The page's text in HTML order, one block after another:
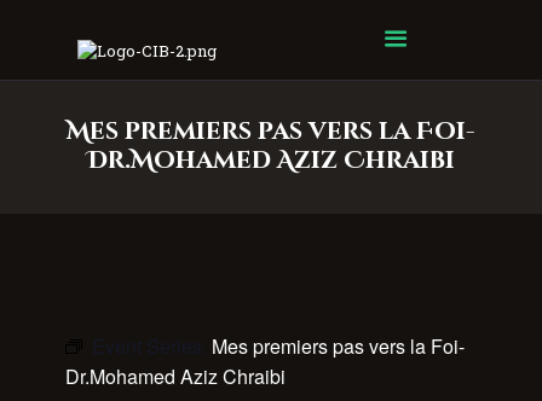
Mes premiers pas vers la Foi-
Dr.Mohamed Aziz Chraibi
Centre Islamique Badr
Event Series: Mes premiers pas vers la Foi-
Dr.Mohamed Aziz Chraibi